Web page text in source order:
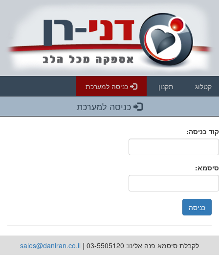
קטלוג תקנון כניסה למערכת
כניסה למערכת
קוד כניסה:
סיסמא:
לקבלת סיסמא פנה אלינו: 03-5505120 | sales@daniran.co.il